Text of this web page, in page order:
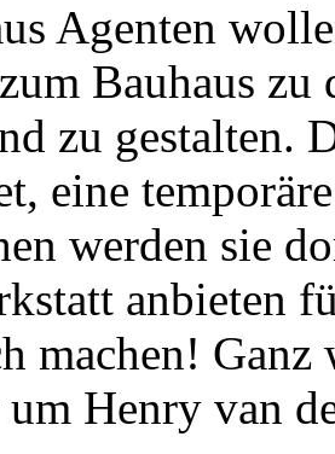
Agenten
Bauhaus zu
zu gestalten.
eine
werden sie
anbieten
machen!
Henry van